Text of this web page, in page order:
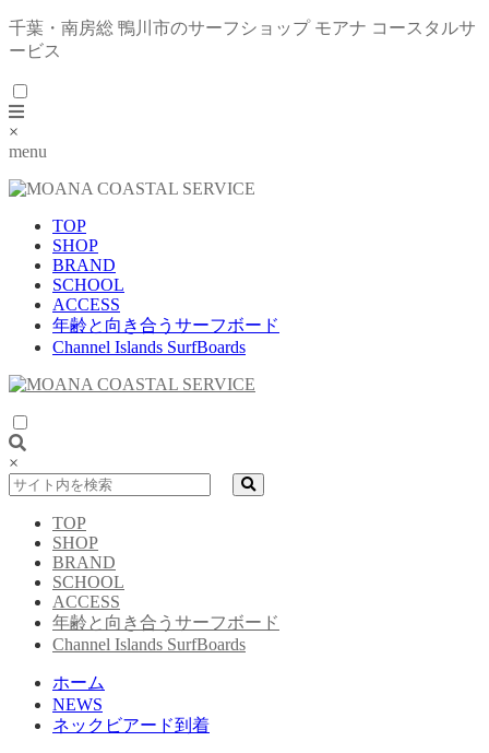
千葉・南房総 鴨川市のサーフショップ モアナ コースタルサ
ービス
×
menu
TOP
SHOP
BRAND
SCHOOL
ACCESS
年齢と向き合うサーフボード
Channel Islands SurfBoards
×
TOP
SHOP
BRAND
SCHOOL
ACCESS
年齢と向き合うサーフボード
Channel Islands SurfBoards
ホーム
NEWS
ネックビアード到着